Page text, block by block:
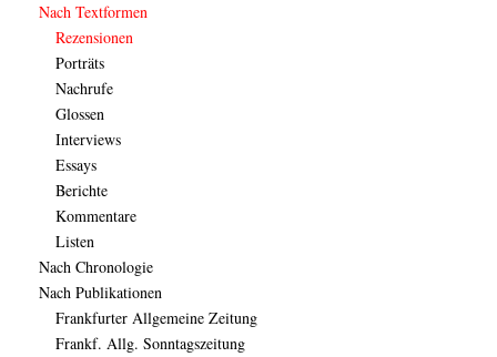
Nach Textformen
Rezensionen
Porträts
Nachrufe
Glossen
Interviews
Essays
Berichte
Kommentare
Listen
Nach Chronologie
Nach Publikationen
Frankfurter Allgemeine Zeitung
Frankf. Allg. Sonntagszeitung